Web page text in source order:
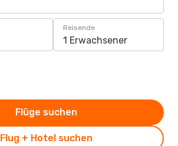
Reisende
1 Erwachsener
Flug + Hotel suchen
Flüge suchen